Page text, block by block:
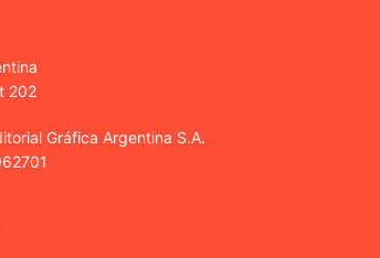
202
Gráfica Argentina S.A.